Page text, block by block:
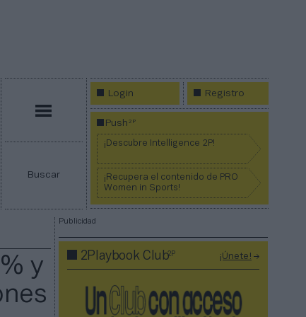
Buscar
Login Registro
Push2P
¡Descubre Intelligence 2P!
¡Recupera el contenido de PRO
Women in Sports!
y
Publicidad
2Playbook Club2P ¡Únete!